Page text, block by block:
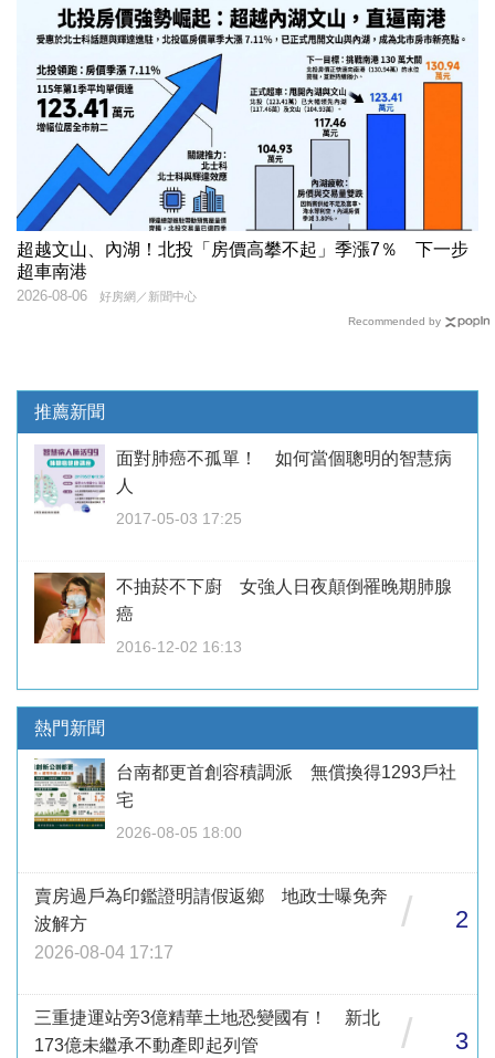
超越文山、內湖！北投「房價高攀不起」季漲7％ 下一步
超車南港
好房網／新聞中心
2026-08-06
Recommended by
推薦新聞
面對肺癌不孤單！ 如何當個聰明的智慧病
人
2017-05-03 17:25
不抽菸不下廚 女強人日夜顛倒罹晚期肺腺
癌
2016-12-02 16:13
熱門新聞
台南都更首創容積調派 無償換得1293戶社
宅
2026-08-05 18:00
賣房過戶為印鑑證明請假返鄉 地政士曝免奔
波解方
2026-08-04 17:17
/ 2
三重捷運站旁3億精華土地恐變國有！ 新北
173億未繼承不動產即起列管
/ 3